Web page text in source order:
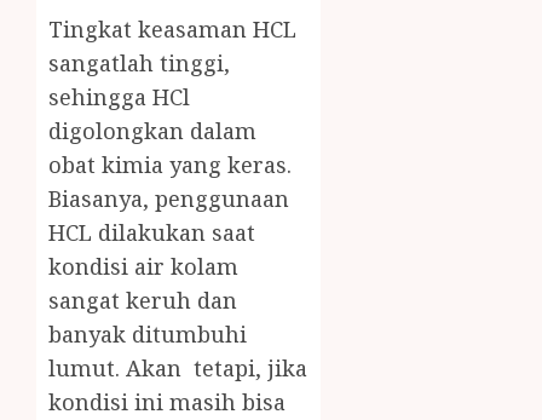
Tingkat keasaman HCL
sangatlah tinggi,
sehingga HCl
digolongkan dalam
obat kimia yang keras.
Biasanya, penggunaan
HCL dilakukan saat
kondisi air kolam
sangat keruh dan
banyak ditumbuhi
lumut. Akan tetapi, jika
kondisi ini masih bisa